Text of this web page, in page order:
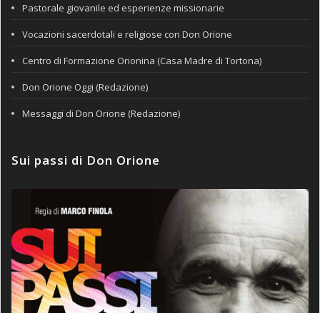
Pastorale giovanile ed esperienze missionarie
Vocazioni sacerdotali e religiose con Don Orione
Centro di Formazione Orionina (Casa Madre di Tortona)
Don Orione Oggi (Redazione)
Messaggi di Don Orione (Redazione)
Sui passi di Don Orione